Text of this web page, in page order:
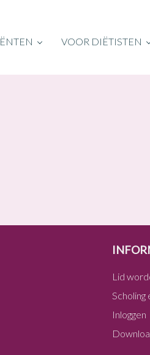
VOOR DIËTISTEN
Lid
Scholing
Inloggen